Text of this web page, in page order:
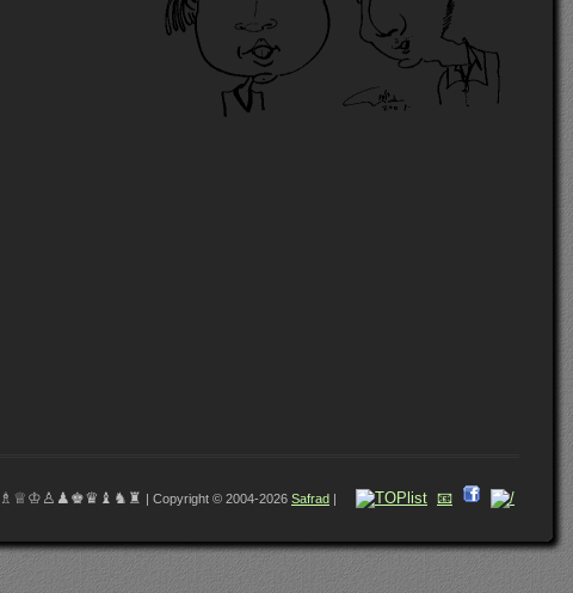
| Copyright © 2004-2026 Safrad | 📧